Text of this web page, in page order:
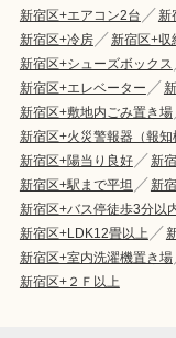
新宿区+エアコン2台
新
新宿区+冷房
新宿区+収
新宿区+シューズボックス
新宿区+エレベーター
新宿区+敷地内ごみ置き場
新宿区+火災警報器（報知
新宿区+陽当り良好
新
新宿区+駅まで平坦
新
新宿区+バス停徒歩3分以
新宿区+LDK12畳以上
新宿区+室内洗濯機置き場
新宿区+２Ｆ以上